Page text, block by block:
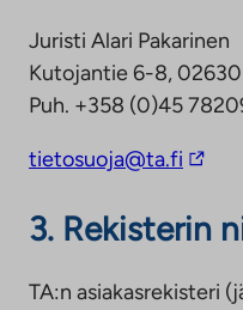
k
i
v
e
l
o
Juristi Alari Pakarinen
Kutojantie 6-8,
Puh. +358 (0)45
tietosuoja@ta.fi L
n
k
3. Rekisterin
TA:n asiakasrekisteri